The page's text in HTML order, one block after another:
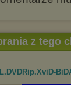
z tego